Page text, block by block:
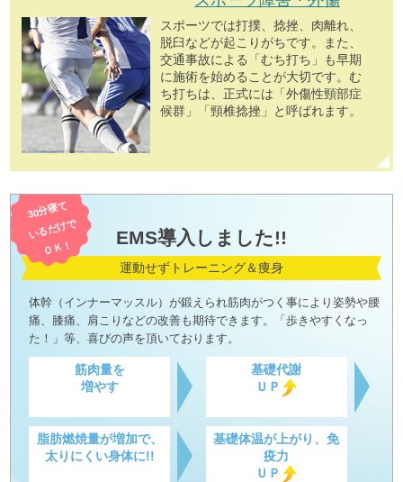
スポーツでは打撲、捻挫、肉離れ、
脱臼などが起こりがちです。また、
交通事故による「むち打ち」も早期
に施術を始めることが大切です。む
ち打ちは、正式には「外傷性頸部症
候群」「頸椎捻挫」と呼ばれます。
30分寝て
いるだけで
ＯＫ！
EMS導入しました!!
運動せずトレーニング＆痩身
体幹（インナーマッスル）が鍛えられ筋肉がつく事により姿勢や腰
痛、膝痛、肩こりなどの改善も期待できます。「歩きやすくなっ
た！」等、喜びの声を頂いております。
筋肉量を
増やす
基礎代謝
ＵＰ
脂肪燃焼量が増加で、
太りにくい身体に!!
基礎体温が上がり、免
疫力
ＵＰ